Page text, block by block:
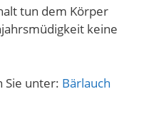
tun dem Körper
keine
Sie unter: Bärlauch